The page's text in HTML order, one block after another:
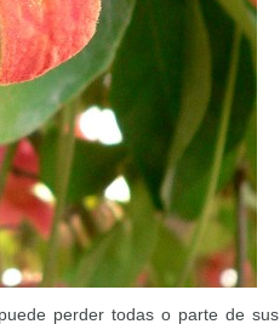
perder todas o parte de sus